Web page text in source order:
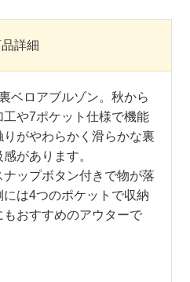
詳細
ベロアブルゾン。秋から
や7ポケット仕様で機能
がやわらかく滑らかな裏
があります。
ップボタン付きで物が落
は4つのポケットで収納
おすすめのアウターで